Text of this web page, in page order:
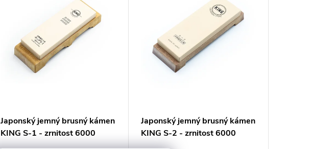
Japonský jemný brusný kámen
KING S-1 - zrnitost 6000
Japonský jemný brusný kámen
KING S-2 - zrnitost 6000